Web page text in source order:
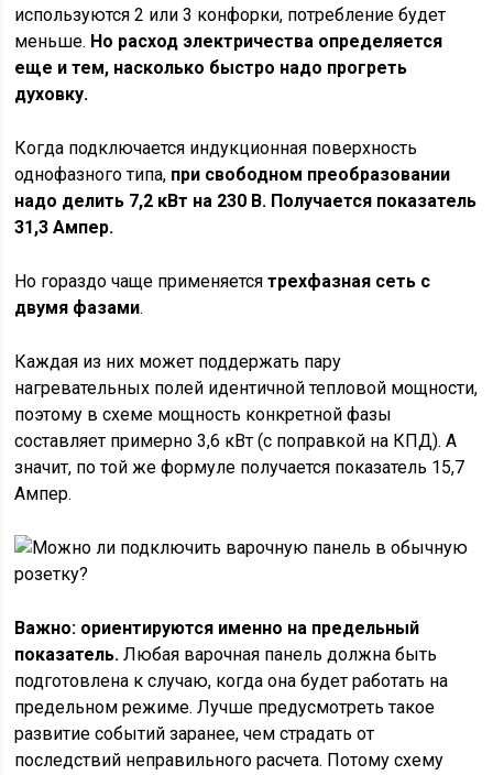
используются 2 или 3 конфорки, потребление будет
меньше. Но расход электричества определяется
еще и тем, насколько быстро надо прогреть
духовку.
Когда подключается индукционная поверхность
однофазного типа, при свободном преобразовании
надо делить 7,2 кВт на 230 В. Получается показатель
31,3 Ампер.
Но гораздо чаще применяетсятрехфазная сеть с
двумя фазами.
Каждая из них может поддержать пару
нагревательных полей идентичной тепловой мощности,
поэтому в схеме мощность конкретной фазы
составляет примерно 3,6 кВт (с поправкой на КПД). А
значит, по той же формуле получается показатель 15,7
Ампер.
Важно: ориентируются именно на предельный
показатель. Любая варочная панель должна быть
подготовлена к случаю, когда она будет работать на
предельном режиме. Лучше предусмотреть такое
развитие событий заранее, чем страдать от
последствий неправильного расчета. Потому схему